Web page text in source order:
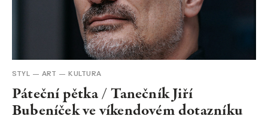
STYL ART KULTURA
Páteční pětka / Tanečník Jiří
Bubeníček ve víkendovém dotazníku